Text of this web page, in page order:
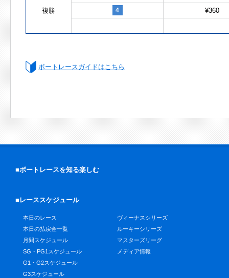
複勝 4 ¥360
ボートレースガイドはこちら
■ボートレースを知る楽しむ
■レーススケジュール
本日のレース
本日の払戻金一覧
月間スケジュール
SG・PG1スケジュール
G1・G2スケジュール
G3スケジュール
ヴィーナスシリーズ
ルーキーシリーズ
マスターズリーグ
メディア情報